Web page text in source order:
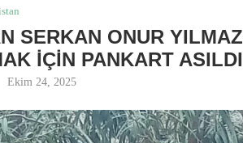
SERKAN ONUR YILMAZ
İÇIN PANKART ASILDI
Ekim 24, 2025